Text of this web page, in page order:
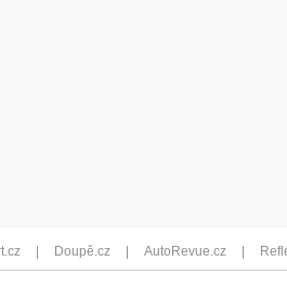
Doupě.cz AutoRevue.cz